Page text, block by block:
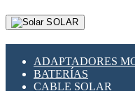
SOLAR
ADAPTADORES
BATERÍAS
CABLE SOLAR